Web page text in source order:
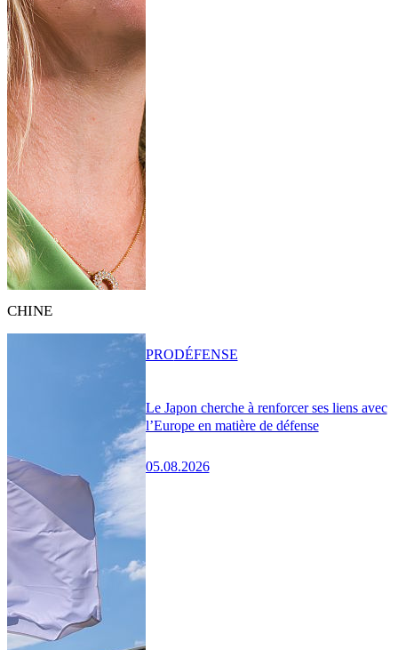
CHINE
Le Japon cherche à renforcer ses liens avec
l’Europe en matière de défense
05.08.2026
PRODÉFENSE